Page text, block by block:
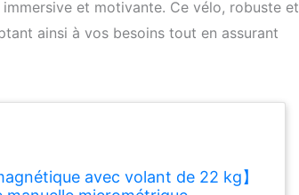
et motivante. Ce vélo, robuste et
ainsi à vos besoins tout en assurant
avec volant de 22 kg】